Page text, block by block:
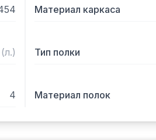
Материал каркаса
(л.) Тип полки
4 Материал полок